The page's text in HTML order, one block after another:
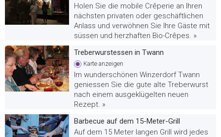
Holen Sie die mobile Crêperie an Ihren
nächsten privaten oder geschäftlichen
Anlass und verwöhnen Sie Ihre Gäste mit
süssen und herzhaften Bio-Crêpes. »
Treberwurstessen in Twann
Karte anzeigen
Im wunderschönen Winzerdorf Twann
geniessen Sie die gute alte Treberwurst
nach einem ausgeklügelten neuen
Rezept. »
Barbecue auf dem 15-Meter-Grill
Auf dem 15 Meter langen Grill wird jedes